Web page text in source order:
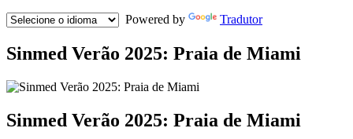
Powered by
Tradutor
Sinmed Verão 2025: Praia de Miami
Sinmed Verão 2025: Praia de Miami